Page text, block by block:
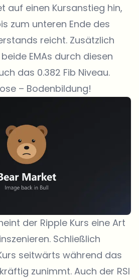
auf einen Kursanstieg hin,
zum unteren Ende des
reicht. Zusätzlich
EMAs durch diesen
das 0.382 Fib Niveau.
– Bodenbildung!
der Ripple Kurs eine Art
Schließlich
seitwärts während das
zunimmt. Auch der RSI